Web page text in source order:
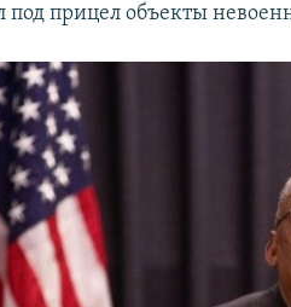
под прицел объекты